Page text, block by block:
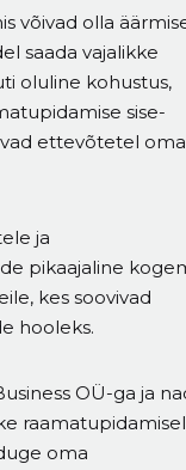
võivad olla
saada vajalikke
oluline kohustus,
sise-
ettevõtetel oma
ja
pikaajaline
kes soovivad
hooleks.
OÜ-ga ja
raamatupidamisel
oma